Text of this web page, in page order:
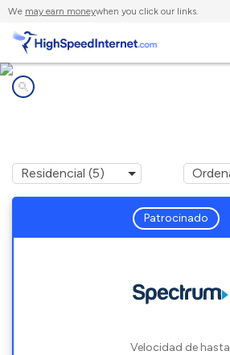
We may earn moneywhen you click our links.
Patrocinado
Velocidad de hasta